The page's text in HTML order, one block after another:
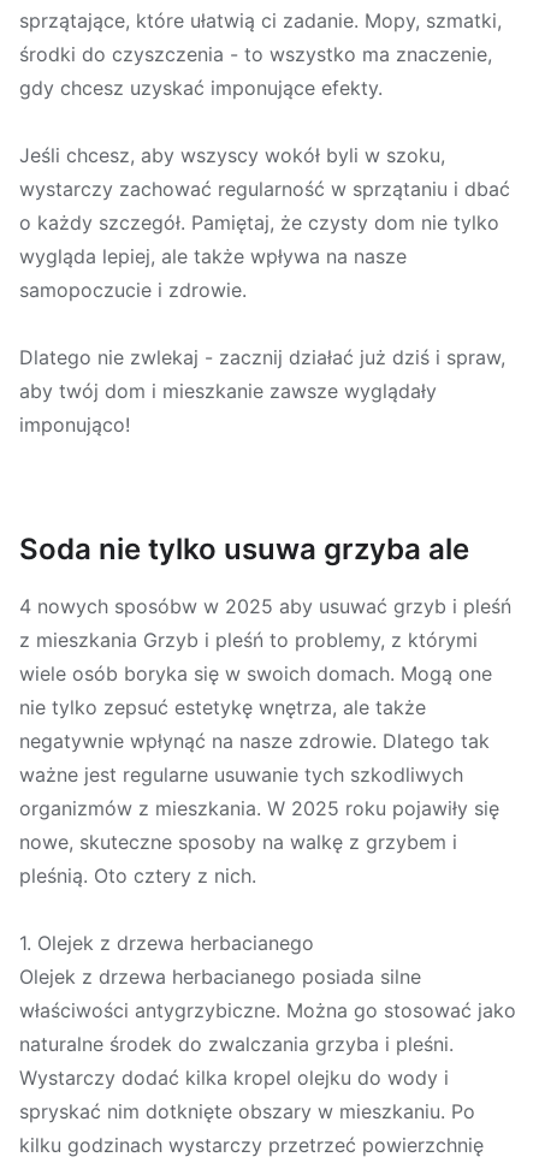
sprzątające, które ułatwią ci zadanie. Mopy, szmatki,
środki do czyszczenia - to wszystko ma znaczenie,
gdy chcesz uzyskać imponujące efekty.
Jeśli chcesz, aby wszyscy wokół byli w szoku,
wystarczy zachować regularność w sprzątaniu i dbać
o każdy szczegół. Pamiętaj, że czysty dom nie tylko
wygląda lepiej, ale także wpływa na nasze
samopoczucie i zdrowie.
Dlatego nie zwlekaj - zacznij działać już dziś i spraw,
aby twój dom i mieszkanie zawsze wyglądały
imponująco!
Soda nie tylko usuwa grzyba ale
4 nowych sposóbw w 2025 aby usuwać grzyb i pleśń
z mieszkania Grzyb i pleśń to problemy, z którymi
wiele osób boryka się w swoich domach. Mogą one
nie tylko zepsuć estetykę wnętrza, ale także
negatywnie wpłynąć na nasze zdrowie. Dlatego tak
ważne jest regularne usuwanie tych szkodliwych
organizmów z mieszkania. W 2025 roku pojawiły się
nowe, skuteczne sposoby na walkę z grzybem i
pleśnią. Oto cztery z nich.
1. Olejek z drzewa herbacianego
Olejek z drzewa herbacianego posiada silne
właściwości antygrzybiczne. Można go stosować jako
naturalne środek do zwalczania grzyba i pleśni.
Wystarczy dodać kilka kropel olejku do wody i
spryskać nim dotknięte obszary w mieszkaniu. Po
kilku godzinach wystarczy przetrzeć powierzchnię